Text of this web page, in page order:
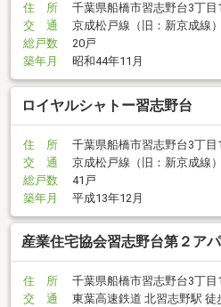
住 所
千葉県船橋市習志野台3丁目
交 通
京成松戸線（旧：新京成線
総戸数
20戸
築年月
昭和44年11月
ロイヤルシャトー習志野台
住 所
千葉県船橋市習志野台3丁目
交 通
京成松戸線（旧：新京成線
総戸数
41戸
築年月
平成13年12月
産業住宅協会習志野台第２ア
住 所
千葉県船橋市習志野台3丁目
交 通
東葉高速鉄道 北習志野駅 徒